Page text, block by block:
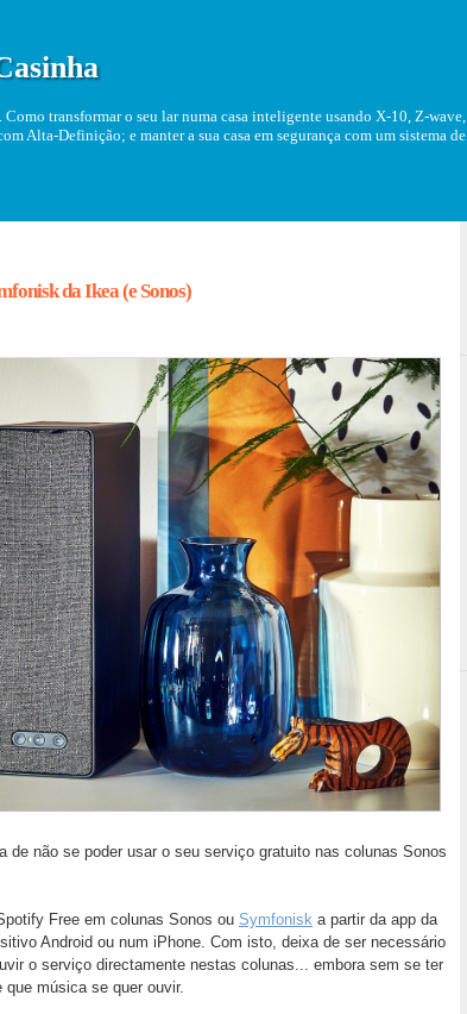
transformar o seu lar numa casa inteligente usando X-10, Z-
Alta-Definição; e manter a sua casa em segurança com um sistema
da Ikea (e Sonos)
de não se poder usar o seu serviço gratuito nas colunas Sonos
Free em colunas Sonos ou Symfonisk a partir da app da
Android ou num iPhone. Com isto, deixa de ser necessário
o serviço directamente nestas colunas... embora sem se ter
música se quer ouvir.